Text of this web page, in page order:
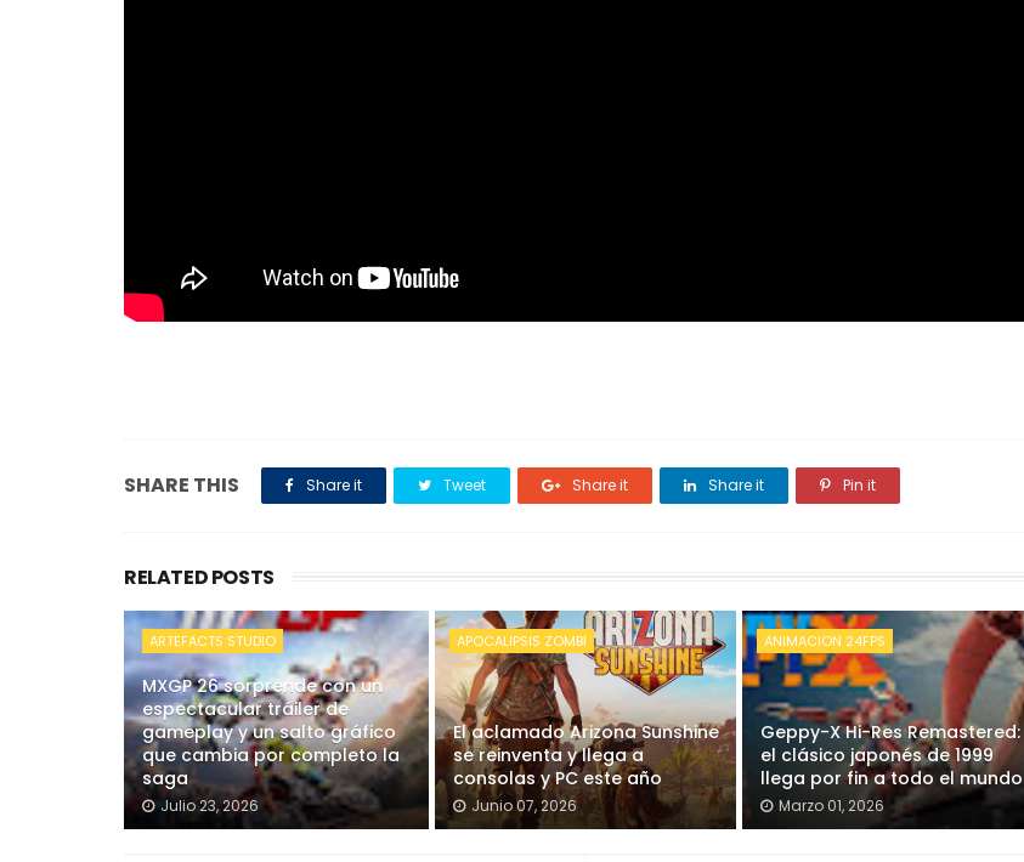
SHARE THIS Share it Tweet Share it Share it Pin it
RELATED POSTS
ARTEFACTS STUDIO
MXGP 26 sorprende con un
espectacular tráiler de
gameplay y un salto gráfico
que cambia por completo la
saga
Julio 23, 2026
APOCALIPSIS ZOMBI
El aclamado Arizona Sunshine
se reinventa y llega a
consolas y PC este año
Junio 07, 2026
ANIMACION 24FPS
Geppy-X Hi-Res Remastered:
el clásico japonés de 1999
llega por fin a todo el mundo
Marzo 01, 2026